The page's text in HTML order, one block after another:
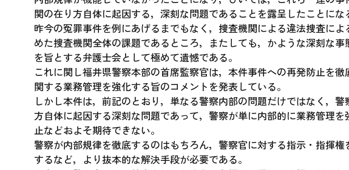
関の在り方自体に起因する，深刻な問題であることを露呈したことにな
昨今の冤罪事件を例にあげるまでもなく，捜査機関による違法捜査に
めた捜査機関全体の課題であるところ，またしても，かような深刻な
を旨とする弁護士会として極めて遺憾である。
これに関し福井県警察本部の首席監察官は，本件事件への再発防止を
関する業務管理を強化する旨のコメントを発表している。
しかし本件は，前記のとおり，単なる警察内部の問題だけではなく，
方自体に起因する深刻な問題であって，警察が単に内部的に業務管理
止などおよそ期待できない。
警察が内部規律を徹底するのはもちろん，警察官に対する指示・指揮
するなど，より抜本的な解決手段が必要である。